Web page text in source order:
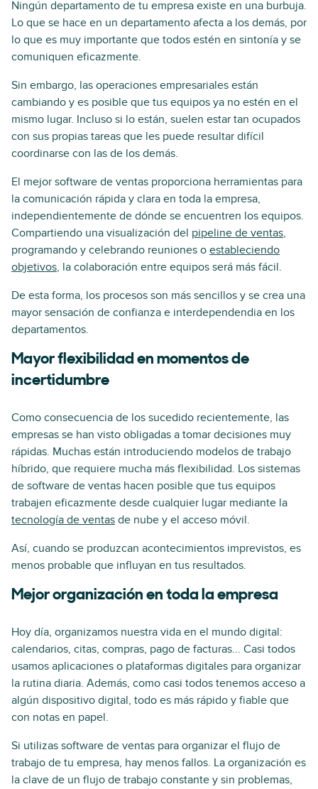
Ningún departamento de tu empresa existe en una burbuja.
Lo que se hace en un departamento afecta a los demás, por
lo que es muy importante que todos estén en sintonía y se
comuniquen eficazmente.
Sin embargo, las operaciones empresariales están
cambiando y es posible que tus equipos ya no estén en el
mismo lugar. Incluso si lo están, suelen estar tan ocupados
con sus propias tareas que les puede resultar difícil
coordinarse con las de los demás.
El mejor software de ventas proporciona herramientas para
la comunicación rápida y clara en toda la empresa,
independientemente de dónde se encuentren los equipos.
Compartiendo una visualización del pipeline de ventas,
programando y celebrando reuniones o estableciendo
objetivos, la colaboración entre equipos será más fácil.
De esta forma, los procesos son más sencillos y se crea una
mayor sensación de confianza e interdependendia en los
departamentos.
Mayor flexibilidad en momentos de
incertidumbre
Como consecuencia de los sucedido recientemente, las
empresas se han visto obligadas a tomar decisiones muy
rápidas. Muchas están introduciendo modelos de trabajo
híbrido, que requiere mucha más flexibilidad. Los sistemas
de software de ventas hacen posible que tus equipos
trabajen eficazmente desde cualquier lugar mediante la
tecnología de ventas de nube y el acceso móvil.
Así, cuando se produzcan acontecimientos imprevistos, es
menos probable que influyan en tus resultados.
Mejor organización en toda la empresa
Hoy día, organizamos nuestra vida en el mundo digital:
calendarios, citas, compras, pago de facturas... Casi todos
usamos aplicaciones o plataformas digitales para organizar
la rutina diaria. Además, como casi todos tenemos acceso a
algún dispositivo digital, todo es más rápido y fiable que
con notas en papel.
Si utilizas software de ventas para organizar el flujo de
trabajo de tu empresa, hay menos fallos. La organización es
la clave de un flujo de trabajo constante y sin problemas,